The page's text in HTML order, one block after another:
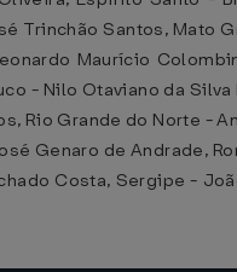
Trinchão Santos,
Maurício
- Nilo Otaviano da
Rio Grande do Norte -
Genaro de Andrade,
Costa, Sergipe -